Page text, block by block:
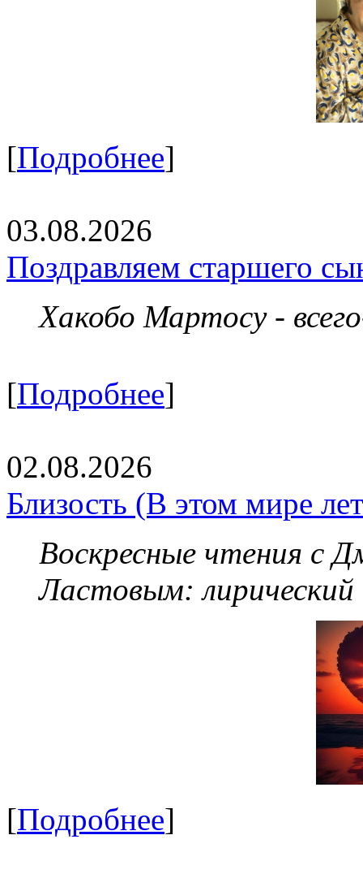
[Подробнее]
03.08.2026
Поздравляем старшего
Хакобо Мартосу -
[Подробнее]
02.08.2026
Близость (В этом мире
Воскресные чтения с
Ластовым:
[Подробнее]